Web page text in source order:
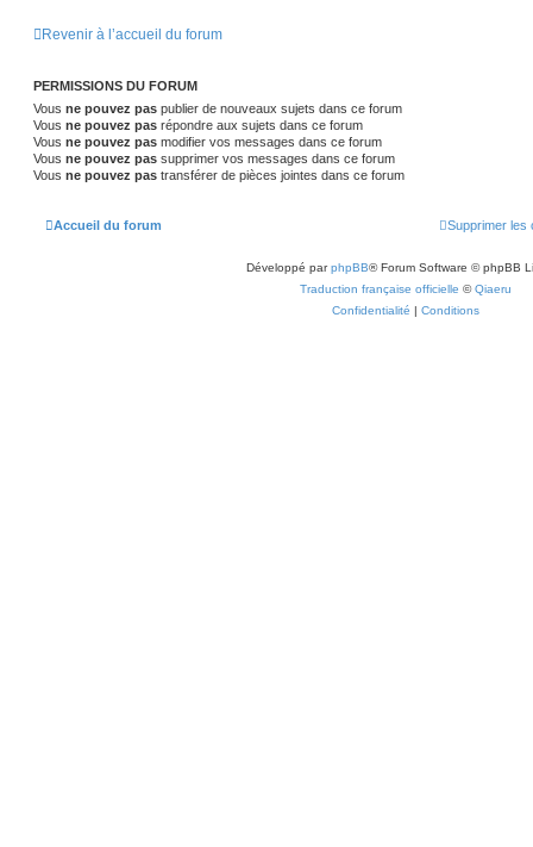
Revenir à l’accueil du forum
PERMISSIONS DU FORUM
Vous ne pouvez pas publier de nouveaux sujets dans ce forum
Vous ne pouvez pas répondre aux sujets dans ce forum
Vous ne pouvez pas modifier vos messages dans ce forum
Vous ne pouvez pas supprimer vos messages dans ce forum
Vous ne pouvez pas transférer de pièces jointes dans ce forum
Accueil du forum Supprimer les
Développé parphpBB® Forum Software © phpBB
Traduction française officielle ©Qiaeru
Confidentialité | Conditions